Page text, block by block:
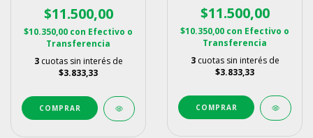
$11.500,00
$10.350,00 con Efectivo o
Transferencia
3 cuotas sin interés de
$3.833,33
$11.500,00
$10.350,00 con Efectivo o
Transferencia
3 cuotas sin interés de
$3.833,33